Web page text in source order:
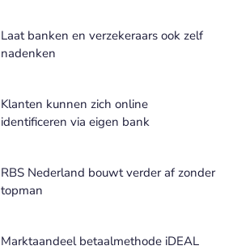
Laat banken en verzekeraars ook zelf
nadenken
Klanten kunnen zich online
identificeren via eigen bank
RBS Nederland bouwt verder af zonder
topman
Marktaandeel betaalmethode iDEAL